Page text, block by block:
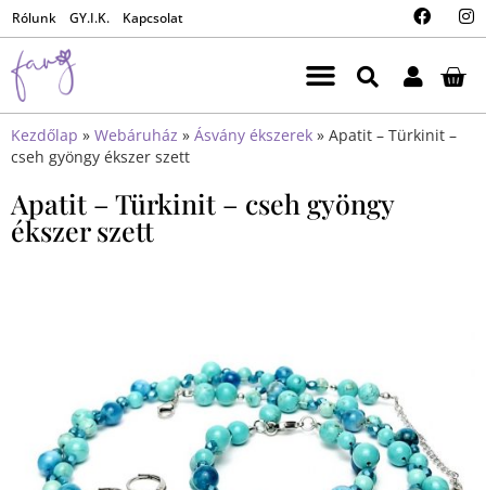
Rólunk GY.I.K. Kapcsolat
Kezdőlap » Webáruház » Ásvány ékszerek » Apatit – Türkinit –
cseh gyöngy ékszer szett
Apatit – Türkinit – cseh gyöngy
ékszer szett